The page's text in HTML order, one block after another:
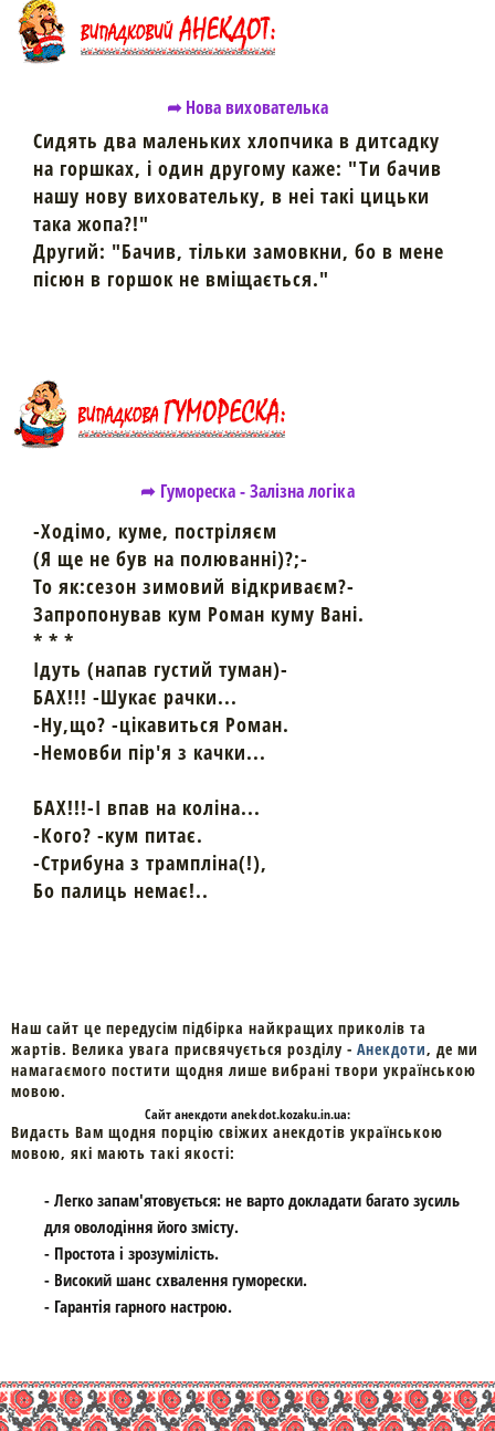
➦ Нова вихователька
Сидять два маленьких хлопчика в дитсадку
на горшках, i один другому каже: "Ти бачив
нашу нову виховательку, в неi такi цицьки
така жопа?!"
Другий: "Бачив, тiльки замовкни, бо в мене
пiсюн в горшок не вмiщається."
➦ Гумореска - Залізна логіка
-Ходімо, куме, постріляєм
(Я ще не був на полюванні)?;-
То як:сезон зимовий відкриваєм?-
Запропонував кум Роман куму Вані.
* * *
Ідуть (напав густий туман)-
БАХ!!! -Шукає рачки...
-Ну,що? -цікавиться Роман.
-Немовби пір'я з качки...
БАХ!!!-І впав на коліна...
-Кого? -кум питає.
-Стрибуна з трампліна(!),
Бо палиць немає!..
Наш сайт це передусім підбірка найкращих приколів та
жартів. Велика увага присвячується розділу - Анекдоти, де ми
намагаємого постити щодня лише вибрані твори українською
мовою.
Cайтанекдоти anekdot.kozaku.in.ua:
Видасть Вам щодня порцію свіжих анекдотів українською
мовою, які мають такі якості:
- Легко запам'ятовується: не варто докладати багато зусиль
для оволодіння його змісту.
- Простота і зрозумілість.
- Високий шанс схвалення гуморески.
- Гарантія гарного настрою.